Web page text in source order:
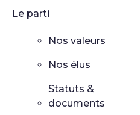
Le parti
Nos valeurs
Nos élus
Statuts &
documents